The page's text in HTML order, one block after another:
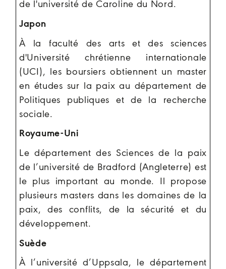
de l'université de Caroline du Nord.
Japon
À la faculté des arts et des sciences
d'Université chrétienne internationale
(UCI), les boursiers obtiennent un master
en études sur la paix au département de
Politiques publiques et de la recherche
sociale.
Royaume-Uni
Le département des Sciences de la paix
de l’université de Bradford (Angleterre) est
le plus important au monde. Il propose
plusieurs masters dans les domaines de la
paix, des conflits, de la sécurité et du
développement.
Suède
À l’université d’Uppsala, le département